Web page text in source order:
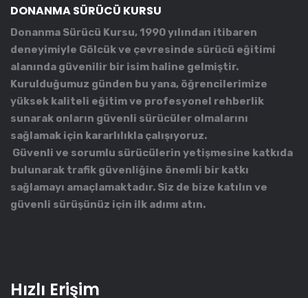
DONANMA SÜRÜCÜ KURSU
Donanma Sürücü Kursu, 1990 yılından itibaren
deneyimiyle Gölcük ve çevresinde sürücü eğitimi
alanında güvenilir bir isim haline gelmiştir.
Kurulduğumuz günden bu yana, öğrencilerimize
yüksek kaliteli eğitim ve profesyonel rehberlik
sunarak onların güvenli sürücüler olmalarını
sağlamak için kararlılıkla çalışıyoruz.
Güvenli ve sorumlu sürücülerin yetişmesine katkıda
bulunarak trafik güvenliğine önemli bir katkı
sağlamayı amaçlamaktadır. Siz de bize katılın ve
güvenli sürüşünüz için ilk adımı atın.
Hızlı Erişim